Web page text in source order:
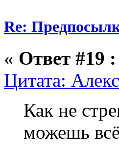
Re:
« Ответ #19 :
Цитата:
Как не
можешь